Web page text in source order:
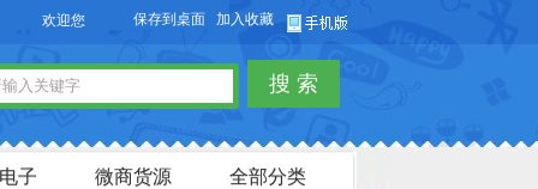
访问【货品源】微商货源网站，本站可以免费发布微商货源信息，免费发布供求
保存到桌面 加入收藏
搜 索
子 微商货源 全部分类